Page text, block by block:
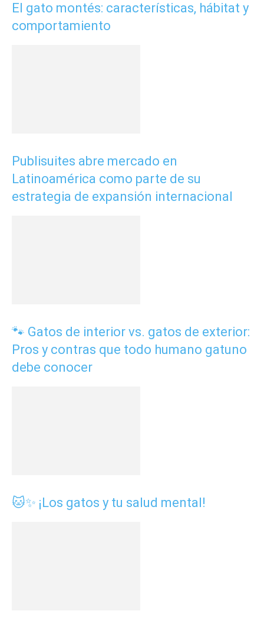
El gato montés: características, hábitat y
comportamiento
Publisuites abre mercado en
Latinoamérica como parte de su
estrategia de expansión internacional
🐾 Gatos de interior vs. gatos de exterior:
Pros y contras que todo humano gatuno
debe conocer
🐱✨ ¡Los gatos y tu salud mental!